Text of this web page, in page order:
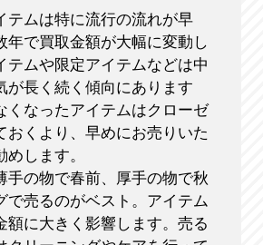
テムは特に流行の流れが早
年で買取金額が大幅に変動し
テムや限定アイテムなどは中
が長く続く傾向にあります
くなったアイテムはクローゼ
おくより、早めにお売りいた
します。
手の物で春前、厚手の物で秋
で売るのがベスト。アイテム
額に大きく影響します。売る